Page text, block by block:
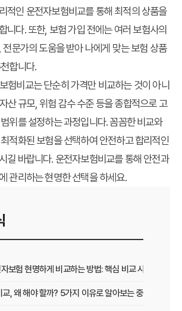
적인 운전자보험비교를 통해 최적의 상품을
니다. 또한, 보험 가입 전에는 여러 보험사의
문가의 도움을 받아 나에게 맞는 보험 상품
합니다.
험비교는 단순히 가격만 비교하는 것이 아니
산 규모, 위험 감수 수준 등을 종합적으로 고
위를 설정하는 과정입니다. 꼼꼼한 비교와
적화된 보험을 선택하여 안전하고 합리적인
길 바랍니다. 운전자보험비교를 통해 안전과
관리하는 현명한 선택을 하세요.
보험 현명하게 비교하는 방법: 핵심 비교 사이트 활용
, 왜 해야 할까? 5가지 이유로 알아보는 중요성